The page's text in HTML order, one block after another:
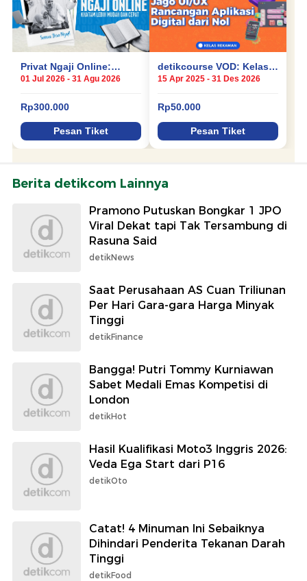
Berita detikcom Lainnya
Pramono Putuskan Bongkar 1 JPO
Viral Dekat tapi Tak Tersambung di
Rasuna Said
detikNews
Saat Perusahaan AS Cuan Triliunan
Per Hari Gara-gara Harga Minyak
Tinggi
detikFinance
Bangga! Putri Tommy Kurniawan
Sabet Medali Emas Kompetisi di
London
detikHot
Hasil Kualifikasi Moto3 Inggris 2026:
Veda Ega Start dari P16
detikOto
Catat! 4 Minuman Ini Sebaiknya
Dihindari Penderita Tekanan Darah
Tinggi
detikFood